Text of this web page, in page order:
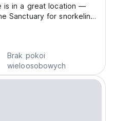
is in a great location —
Sanctuary for snorkeling,
for a thrill. We're
Beach,...
Brak pokoi
wieloosobowych